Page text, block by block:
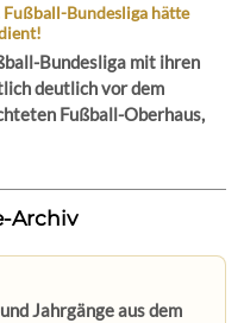
Bundesliga hätte
Bundesliga mit ihren
deutlich vor dem
Fußball-Oberhaus,
Archiv
Jahrgänge aus dem